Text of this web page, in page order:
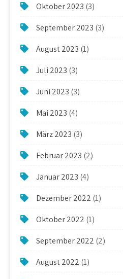
Oktober 2023 (3)
September 2023 (3)
August 2023 (1)
Juli 2023 (3)
Juni 2023 (3)
Mai 2023 (4)
März 2023 (3)
Februar 2023 (2)
Januar 2023 (4)
Dezember 2022 (1)
Oktober 2022 (1)
September 2022 (2)
August 2022 (1)